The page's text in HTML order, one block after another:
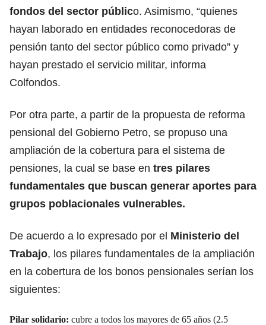
fondos del sector público. Asimismo, “quienes
hayan laborado en entidades reconocedoras de
pensión tanto del sector público como privado” y
hayan prestado el servicio militar, informa
Colfondos.
Por otra parte, a partir de la propuesta de reforma
pensional del Gobierno Petro, se propuso una
ampliación de la cobertura para el sistema de
pensiones, la cual se base en tres pilares
fundamentales que buscan generar aportes para
grupos poblacionales vulnerables.
De acuerdo a lo expresado por el Ministerio del
Trabajo, los pilares fundamentales de la ampliación
en la cobertura de los bonos pensionales serían los
siguientes:
Pilar solidario: cubre a todos los mayores de 65 años (2.5